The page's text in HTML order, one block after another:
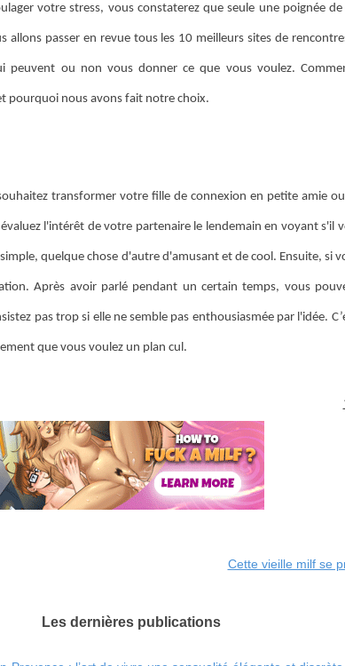
votre stress, vous constaterez que seule une poignée
allons passer en revue tous les 10 meilleurs sites de
peuvent ou non vous donner ce que vous voulez.
pourquoi nous avons fait notre choix.
transformer votre fille de connexion en petite amie
l'intérêt de votre partenaire le lendemain en voyant s'il
quelque chose d'autre d'amusant et de cool. Ensuite, si
Après avoir parlé pendant un certain temps, vous
pas trop si elle ne semble pas enthousiasmée par l'idée.
que vous voulez un plan cul.
Cette vieille milf se
Les dernières publications